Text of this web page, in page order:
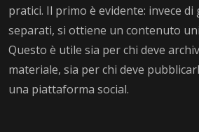
pratici. Il primo è evidente: invece
separati, si ottiene un contenuto
Questo è utile sia per chi deve
materiale, sia per chi deve
una piattaforma social.